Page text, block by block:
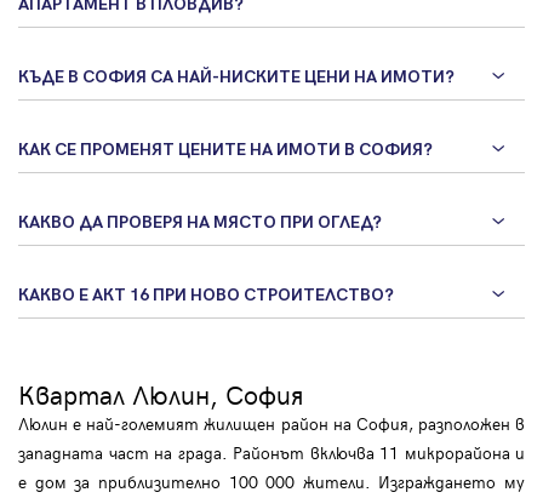
АПАРТАМЕНТ В ПЛОВДИВ?
КЪДЕ В СОФИЯ СА НАЙ-НИСКИТЕ ЦЕНИ НА ИМОТИ?
КАК СЕ ПРОМЕНЯТ ЦЕНИТЕ НА ИМОТИ В СОФИЯ?
КАКВО ДА ПРОВЕРЯ НА МЯСТО ПРИ ОГЛЕД?
КАКВО Е АКТ 16 ПРИ НОВО СТРОИТЕЛСТВО?
Квартал Люлин, София
Люлин е най-големият жилищен район на София, разположен в
западната част на града. Районът включва 11 микрорайона и
е дом за приблизително 100 000 жители. Изграждането му